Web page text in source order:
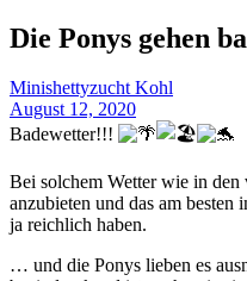
Die Ponys gehen
Minishettyzucht Kohl
August 12, 2020
Badewetter!!!
Bei solchem Wetter wie in
anzubieten und das am
ja reichlich haben.
… und die Ponys lieben es